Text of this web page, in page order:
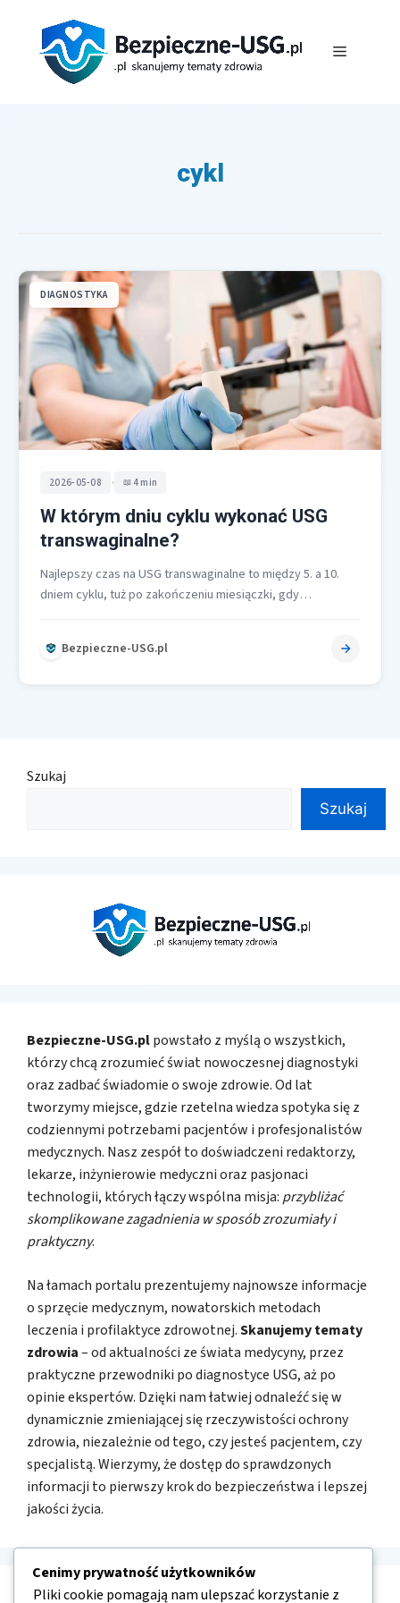
Menu
cykl
DIAGNOSTYKA
2026-05-08 • 4 min
W którym dniu cyklu wykonać USG
transwaginalne?
Najlepszy czas na USG transwaginalne to między 5. a 10.
dniem cyklu, tuż po zakończeniu miesiączki, gdy
Bezpieczne-USG.pl
Szukaj
Szukaj
Bezpieczne-USG.plpowstało z myślą o wszystkich,
którzy chcą zrozumieć świat nowoczesnej diagnostyki
oraz zadbać świadomie o swoje zdrowie. Od lat
tworzymy miejsce, gdzie rzetelna wiedza spotyka się z
codziennymi potrzebami pacjentów i profesjonalistów
medycznych. Nasz zespół to doświadczeni redaktorzy,
lekarze, inżynierowie medyczni oraz pasjonaci
technologii, których łączy wspólna misja: przybliżać
skomplikowane zagadnienia w sposób zrozumiały i
praktyczny.
Na łamach portalu prezentujemy najnowsze informacje
o sprzęcie medycznym, nowatorskich metodach
leczenia i profilaktyce zdrowotnej.Skanujemy tematy
zdrowia– od aktualności ze świata medycyny, przez
praktyczne przewodniki po diagnostyce USG, aż po
opinie ekspertów. Dzięki nam łatwiej odnaleźć się w
dynamicznie zmieniającej się rzeczywistości ochrony
zdrowia, niezależnie od tego, czy jesteś pacjentem, czy
specjalistą. Wierzymy, że dostęp do sprawdzonych
informacji to pierwszy krok do bezpieczeństwa i lepszej
jakości życia.
Cenimy prywatność użytkowników
Pliki cookie pomagają nam ulepszać korzystanie z